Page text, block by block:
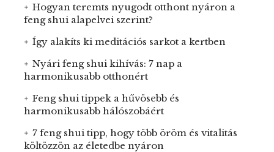
Hogyan teremts nyugodt otthont nyáron a
feng shui alapelvei szerint?
Így alakíts ki meditációs sarkot a kertben
Nyári feng shui kihívás: 7 nap a
harmonikusabb otthonért
Feng shui tippek a hűvösebb és
harmonikusabb hálószobáért
7 feng shui tipp, hogy több öröm és vitalitás
költözzön az életedbe nyáron